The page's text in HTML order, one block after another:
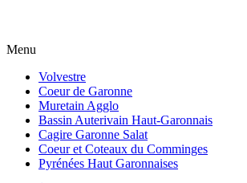
Menu
Volvestre
Coeur de Garonne
Muretain Agglo
Bassin Auterivain Haut-Garonnais
Cagire Garonne Salat
Coeur et Coteaux du Comminges
Pyrénées Haut Garonnaises